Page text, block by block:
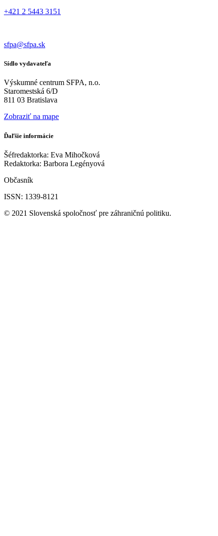
+421 2 5443 3151
sfpa@sfpa.sk
Sídlo vydavateľa
Výskumné centrum SFPA, n.o.
Staromestská 6/D
811 03 Bratislava
Zobraziť na mape
Ďaľšie informácie
Šéfredaktorka: Eva Mihočková
Redaktorka: Barbora Legényová
Občasník
ISSN: 1339-8121
© 2021 Slovenská spoločnosť pre záhraničnú politiku.